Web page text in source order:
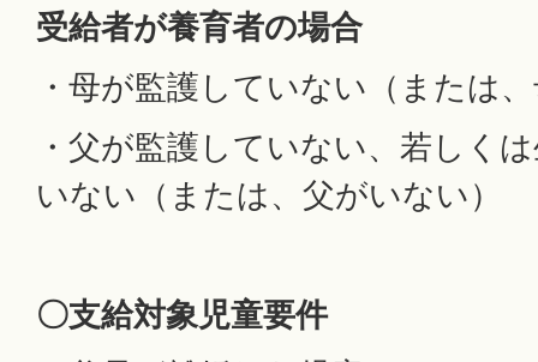
受給者が養育者の場合
・母が監護していない（または
・父が監護していない、若しく
いない（または、父がいない）
〇支給対象児童要件